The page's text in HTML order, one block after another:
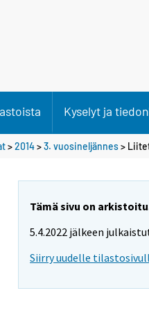
Kyselyt ja
>2014>3. vuosineljännes>
Tämä sivu on
5.4.2022 jälkeen
Siirry uudelle